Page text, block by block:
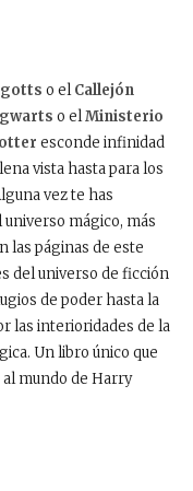
o elCallejón
o elMinisterio
esconde infinidad
vista hasta para los
vez te has
mágico, más
las páginas de este
del universo de ficción
de poder hasta la
las interioridades de la
Un libro único que
mundo de Harry